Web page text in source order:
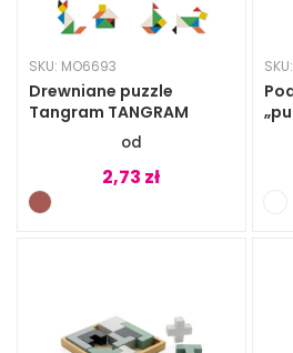
SKU: MO6693
Drewniane puzzle
Tangram TANGRAM
2,73 zł